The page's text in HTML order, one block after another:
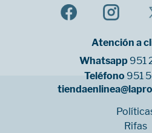
Atención a
Whatsapp 951
Teléfono 951
Rifas